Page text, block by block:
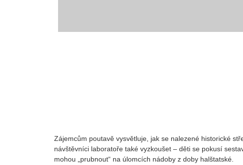
Zájemcům poutavě vysvětluje, jak se nalezené historické
návštěvníci laboratoře také vyzkoušet – děti se pokusí
mohou „prubnout“ na úlomcích nádoby z doby halštatské.